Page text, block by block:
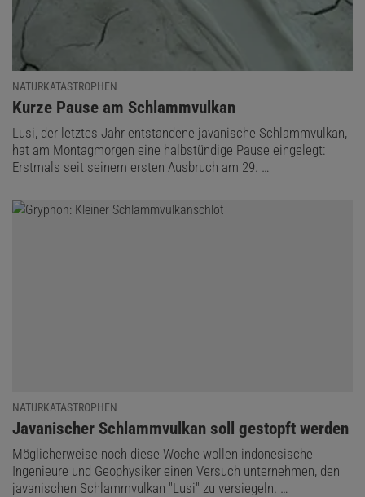
NATURKATASTROPHEN
:
Kurze Pause am Schlammvulkan
Lusi, der letztes Jahr entstandene javanische Schlammvulkan,
hat am Montagmorgen eine halbstündige Pause eingelegt:
Erstmals seit seinem ersten Ausbruch am 29. …
NATURKATASTROPHEN
:
Javanischer Schlammvulkan soll gestopft werden
Möglicherweise noch diese Woche wollen indonesische
Ingenieure und Geophysiker einen Versuch unternehmen, den
javanischen Schlammvulkan "Lusi" zu versiegeln. …